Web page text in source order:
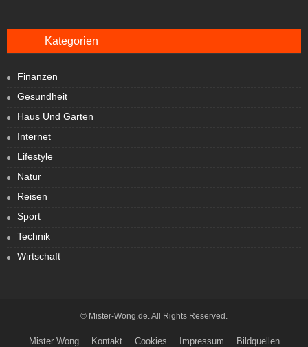
Kategorien
Finanzen
Gesundheit
Haus Und Garten
Internet
Lifestyle
Natur
Reisen
Sport
Technik
Wirtschaft
© Mister-Wong.de. All Rights Reserved.
Mister Wong Kontakt Cookies Impressum Bildquellen